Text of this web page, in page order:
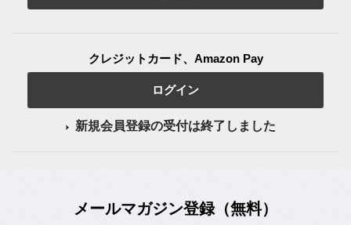
クレジットカード、Amazon Pay
ログイン
新規会員登録の受付は終了しました
メールマガジン登録（無料）